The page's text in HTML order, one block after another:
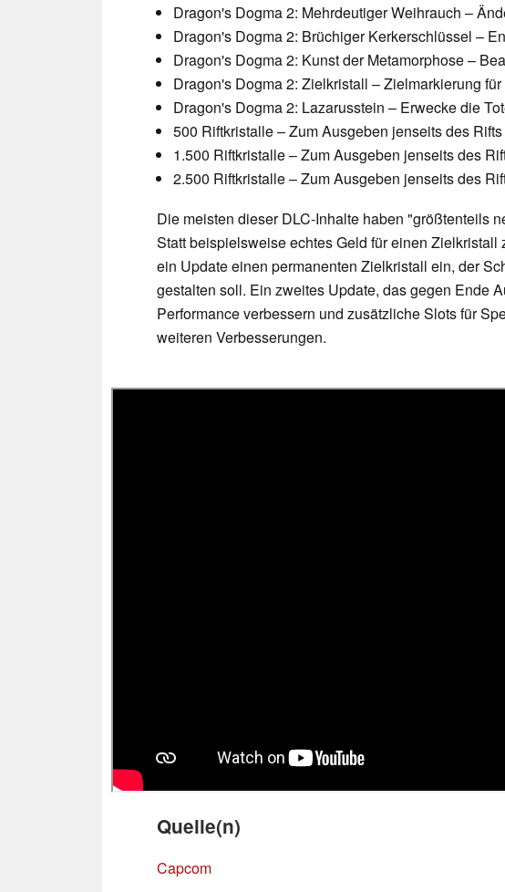
Dragon's Dogma 2: Mehrdeutiger Weihrauch –
Dragon's Dogma 2: Brüchiger Kerkerschlüssel –
Dragon's Dogma 2: Kunst der Metamorphose –
Dragon's Dogma 2: Zielkristall – Zielmarkierung
Dragon's Dogma 2: Lazarusstein – Erwecke die
500 Riftkristalle – Zum Ausgeben jenseits des Rifts
1.500 Riftkristalle – Zum Ausgeben jenseits des
2.500 Riftkristalle – Zum Ausgeben jenseits des
Die meisten dieser DLC-Inhalte haben "größtenteils
Statt beispielsweise echtes Geld für einen Zielkristall
ein Update einen permanenten Zielkristall ein, der
gestalten soll. Ein zweites Update, das gegen Ende
Performance verbessern und zusätzliche Slots für
weiteren Verbesserungen.
Quelle(n)
Capcom